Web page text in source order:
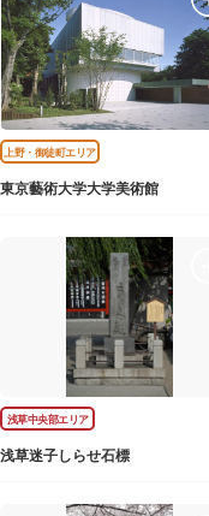
上野・御徒町エリア
東京藝術大学大学美術館
浅草中央部エリア
浅草迷子しらせ石標